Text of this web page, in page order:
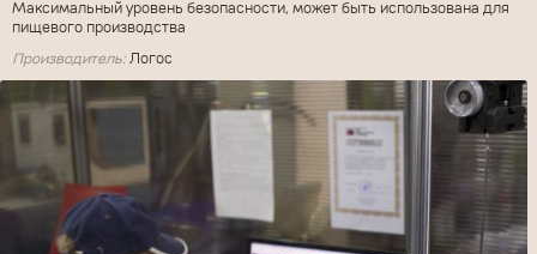
Максимальный уровень безопасности, может быть использована для
пищевого производства
Производитель: Логос